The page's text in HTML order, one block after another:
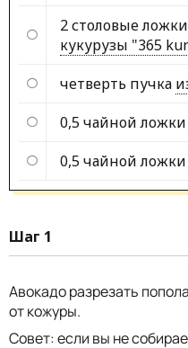
2 столовые ложки
кукурузы "365
четверть пучка
0,5 чайной ложки
0,5 чайной ложки
Шаг 1
Авокадо разрезать
от кожуры.
Совет: если вы не